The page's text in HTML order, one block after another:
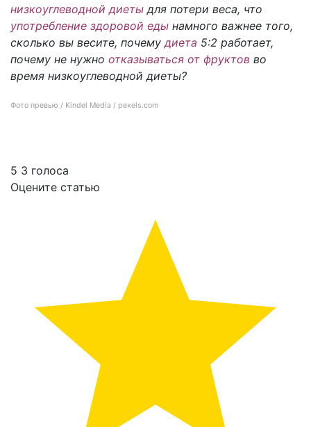
низкоуглеводной диеты для потери веса, что
употребление здоровой еды намного важнее того,
сколько вы весите, почему диета 5:2 работает,
почему не нужно отказываться от фруктов во
время низкоуглеводной диеты?
Фото превью / Kindel Media / pexels.com
5 3 голоса
Оцените статью